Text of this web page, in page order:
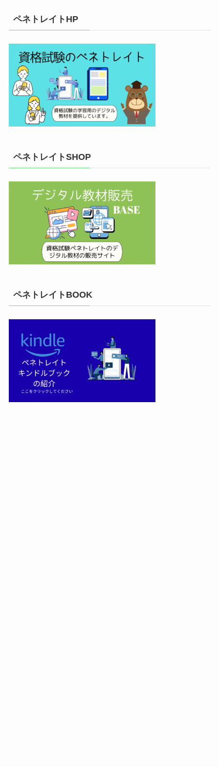
ペネトレイトHP
ペネトレイトSHOP
ペネトレイトBOOK